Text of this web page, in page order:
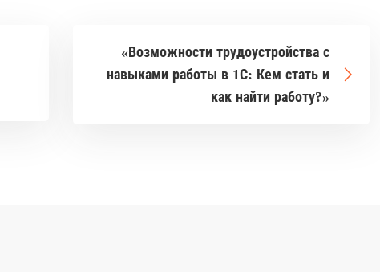
«Возможности трудоустройства с
навыками работы в 1С: Кем стать и
как найти работу?»